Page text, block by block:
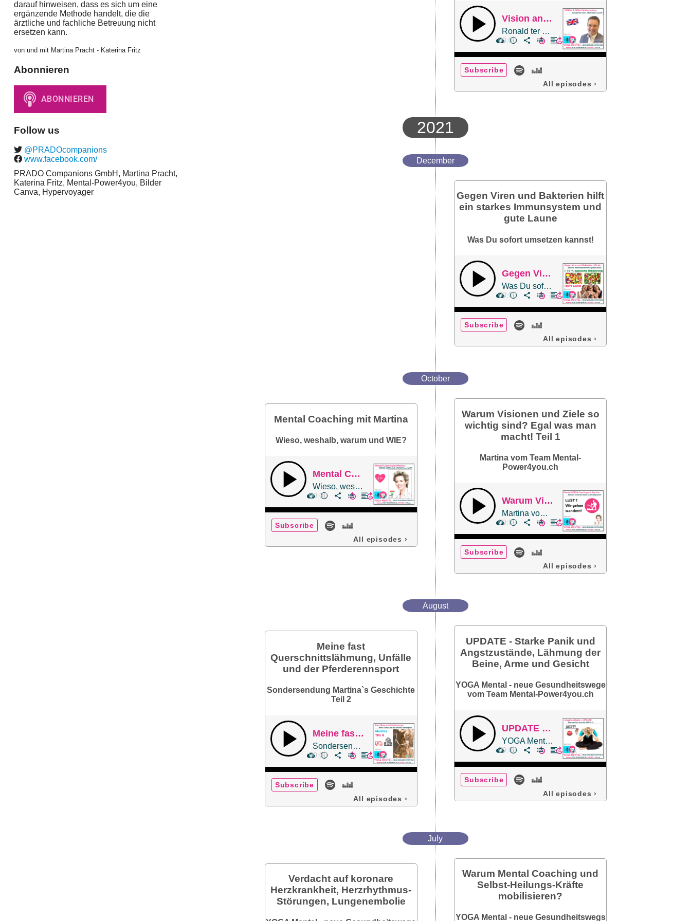
darauf hinweisen, dass es sich um eine
ergänzende Methode handelt, die die
ärztliche und fachliche Betreuung nicht
ersetzen kann.
von und mit Martina Pracht - Katerina Fritz
Abonnieren
Follow us
@PRADOcompanions
www.facebook.com/
PRADO Companions GmbH, Martina Pracht,
Katerina Fritz, Mental-Power4you, Bilder
Canva, Hypervoyager
Vision and Goals is so important - No matter what you do!
Ronald ter Veer - Motivation Coach - Team MentalPower4you.ch
00:00
Subscribe
All episodes ›
2021
December
Gegen Viren und Bakterien hilft
ein starkes Immunsystem und
gute Laune
Was Du sofort umsetzen kannst!
Gegen Viren und Bakterien hilft ein starkes Immunsystem und gute Laune
Was Du sofort umsetzen kannst!
00:00
Subscribe
All episodes ›
October
Warum Visionen und Ziele so
wichtig sind? Egal was man
macht! Teil 1
Martina vom Team Mental-
Power4you.ch
Warum Visionen und Ziele so wichtig sind? Egal was man macht! Teil 1
Martina vom Team Mental-Power4you.ch
00:00
Subscribe
All episodes ›
Mental Coaching mit Martina
Wieso, weshalb, warum und WIE?
Mental Coaching mit Martina
Wieso, weshalb, warum und WIE?
00:00
Subscribe
All episodes ›
August
UPDATE - Starke Panik und
Angstzustände, Lähmung der
Beine, Arme und Gesicht
YOGA Mental - neue Gesundheitswege
vom Team Mental-Power4you.ch
UPDATE - Starke Panik und Angstzustände, Lähmung der Beine, Arme und Gesicht
YOGA Mental - neue Gesundheitswege vom Team Mental-Power4you.ch
00:00
Subscribe
All episodes ›
Meine fast
Querschnittslähmung, Unfälle
und der Pferderennsport
Sondersendung Martina`s Geschichte
Teil 2
Meine fast Querschnittslähmung, Unfälle und der Pferderennsport
Sondersendung Martina`s Geschichte Teil 2
00:00
Subscribe
All episodes ›
July
Warum Mental Coaching und
Selbst-Heilungs-Kräfte
mobilisieren?
YOGA Mental - neue Gesundheitswegs
Verdacht auf koronare
Herzkrankheit, Herzrhythmus-
Störungen, Lungenembolie